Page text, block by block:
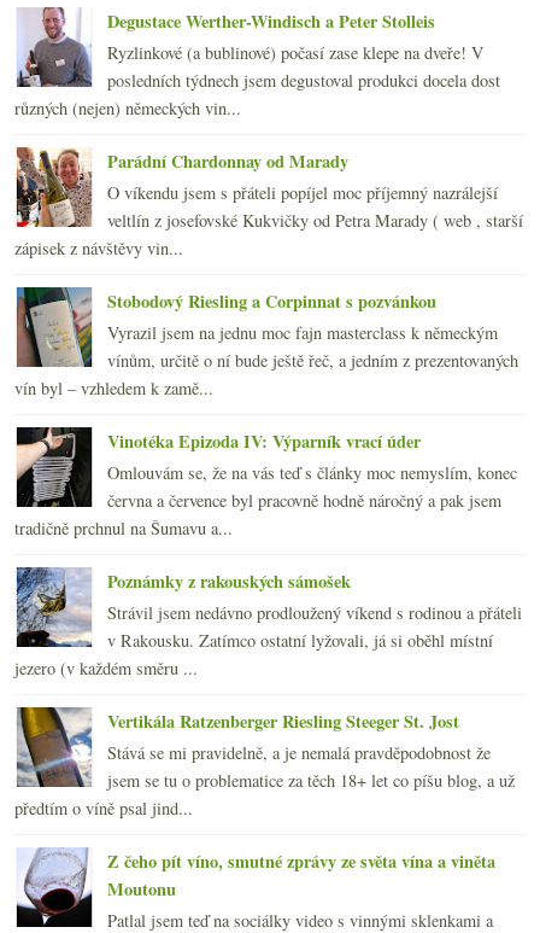
2012(254)
►2011(252)
►2010(249)
► 2009 (249)
2008
►2007(108)
Degustace Werther-Windisch a Peter Stolleis
Ryzlinkové (a bublinové) počasí zase klepe na dveře! V
posledních týdnech jsem degustoval produkci docela dost
různých (nejen) německých vin...
Parádní Chardonnay od Marady
O víkendu jsem s přáteli popíjel moc příjemný nazrálejší
veltlín z josefovské Kukvičky od Petra Marady ( web , starší
zápisek z návštěvy vin...
Stobodový Riesling a Corpinnat s pozvánkou
Vyrazil jsem na jednu moc fajn masterclass k německým
vínům, určitě o ní bude ještě řeč, a jedním z prezentovaných
vín byl – vzhledem k zamě...
Vinotéka Epizoda IV: Výparník vrací úder
Omlouvám se, že na vás teď s články moc nemyslím, konec
června a července byl pracovně hodně náročný a pak jsem
tradičně prchnul na Šumavu a...
Poznámky z rakouských sámošek
Strávil jsem nedávno prodloužený víkend s rodinou a přáteli
v Rakousku. Zatímco ostatní lyžovali, já si oběhl místní
jezero (v každém směru ...
Vertikála Ratzenberger Riesling Steeger St. Jost
Stává se mi pravidelně, a je nemalá pravděpodobnost že
jsem se tu o problematice za těch 18+ let co píšu blog, a už
předtím o víně psal jind...
Z čeho pít víno, smutné zprávy ze světa vína a viněta
Moutonu
Patlal jsem teď na sociálky video s vinnými sklenkami a